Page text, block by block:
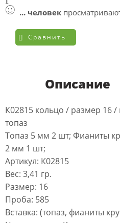
... человек
Сравнить
Описание
К02815 кольцо / размер 16 /
топаз
Топаз 5 мм 2 шт; Фианиты
2 мм 1 шт;
Артикул: К02815
Вес: 3,41 гр.
Размер: 16
Проба: 585
Вставка: (топаз, фианиты